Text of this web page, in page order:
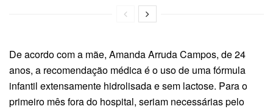
De acordo com a mãe, Amanda Arruda Campos, de 24
anos, a recomendação médica é o uso de uma fórmula
infantil extensamente hidrolisada e sem lactose. Para o
primeiro mês fora do hospital, seriam necessárias pelo